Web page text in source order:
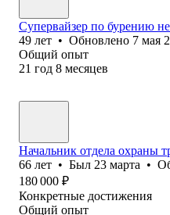
Супервайзер по бурению
49 лет • Обновлено 7 мая
Общий опыт
21 год 8 месяцев
Начальник отдела охраны
66 лет • Был 23 марта •
180 000 ₽
Конкретные достижения
Общий опыт